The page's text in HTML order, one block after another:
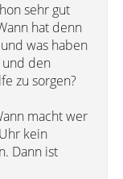
sehr gut
hat denn
was haben
den
zu sorgen?
macht wer
kein
Dann ist